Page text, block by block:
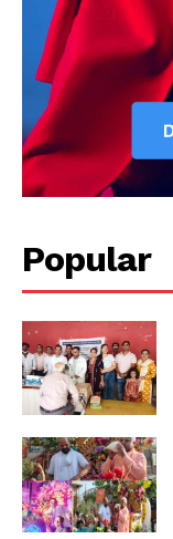
Popular